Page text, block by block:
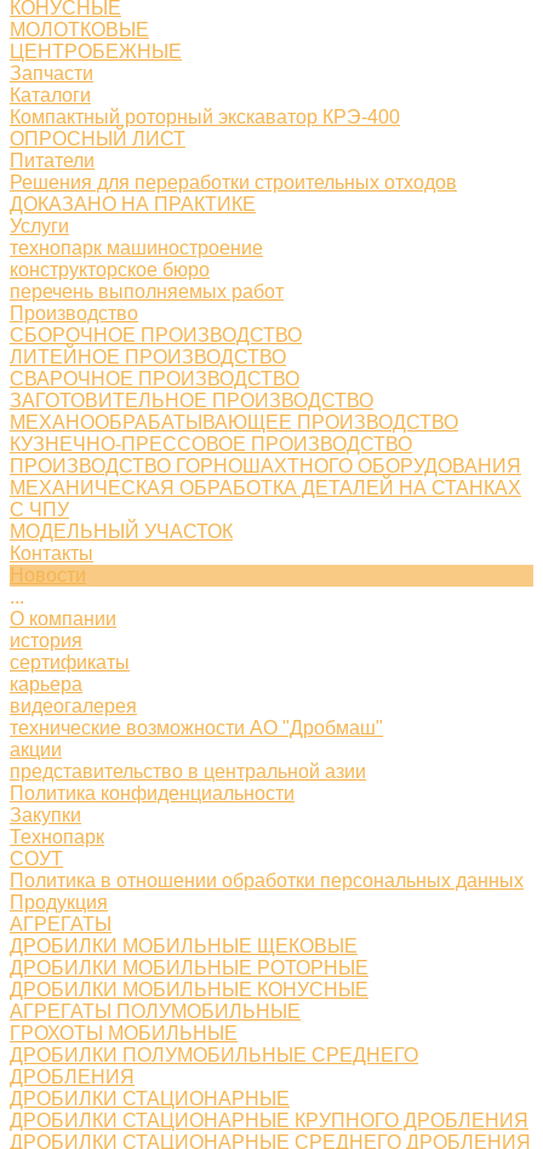
КОНУСНЫЕ
МОЛОТКОВЫЕ
ЦЕНТРОБЕЖНЫЕ
Запчасти
Каталоги
Компактный роторный экскаватор КРЭ-400
ОПРОСНЫЙ ЛИСТ
Питатели
Решения для переработки строительных отходов
ДОКАЗАНО НА ПРАКТИКЕ
Услуги
технопарк машиностроение
конструкторское бюро
перечень выполняемых работ
Производство
СБОРОЧНОЕ ПРОИЗВОДСТВО
ЛИТЕЙНОЕ ПРОИЗВОДСТВО
СВАРОЧНОЕ ПРОИЗВОДСТВО
ЗАГОТОВИТЕЛЬНОЕ ПРОИЗВОДСТВО
МЕХАНООБРАБАТЫВАЮЩЕЕ ПРОИЗВОДСТВО
КУЗНЕЧНО-ПРЕССОВОЕ ПРОИЗВОДСТВО
ПРОИЗВОДСТВО ГОРНОШАХТНОГО ОБОРУДОВАНИЯ
МЕХАНИЧЕСКАЯ ОБРАБОТКА ДЕТАЛЕЙ НА СТАНКАХ
С ЧПУ
МОДЕЛЬНЫЙ УЧАСТОК
Контакты
Новости
...
О компании
история
сертификаты
карьера
видеогалерея
технические возможности АО "Дробмаш"
акции
представительство в центральной азии
Политика конфиденциальности
Закупки
Технопарк
СОУТ
Политика в отношении обработки персональных данных
Продукция
АГРЕГАТЫ
ДРОБИЛКИ МОБИЛЬНЫЕ ЩЕКОВЫЕ
ДРОБИЛКИ МОБИЛЬНЫЕ РОТОРНЫЕ
ДРОБИЛКИ МОБИЛЬНЫЕ КОНУСНЫЕ
АГРЕГАТЫ ПОЛУМОБИЛЬНЫЕ
ГРОХОТЫ МОБИЛЬНЫЕ
ДРОБИЛКИ ПОЛУМОБИЛЬНЫЕ СРЕДНЕГО
ДРОБЛЕНИЯ
ДРОБИЛКИ СТАЦИОНАРНЫЕ
ДРОБИЛКИ СТАЦИОНАРНЫЕ КРУПНОГО ДРОБЛЕНИЯ
ДРОБИЛКИ СТАЦИОНАРНЫЕ СРЕДНЕГО ДРОБЛЕНИЯ